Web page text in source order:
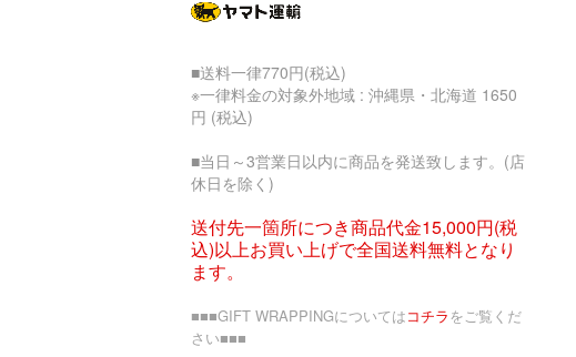
■送料一律770円(税込)
※一律料金の対象外地域 : 沖縄県・北海道 1650
円 (税込)
■当日～3営業日以内に商品を発送致します。(店
休日を除く)
送付先一箇所につき商品代金15,000円(税
込)以上お買い上げで全国送料無料となり
ます。
■■■GIFT WRAPPINGについてはコチラをご覧くだ
さい■■■